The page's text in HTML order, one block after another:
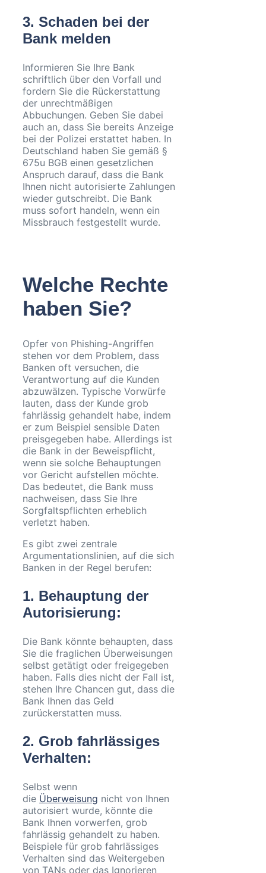
3. Schaden bei der
Bank melden
Informieren Sie Ihre Bank
schriftlich über den Vorfall und
fordern Sie die Rückerstattung
der unrechtmäßigen
Abbuchungen. Geben Sie dabei
auch an, dass Sie bereits Anzeige
bei der Polizei erstattet haben. In
Deutschland haben Sie gemäß §
675u BGB einen gesetzlichen
Anspruch darauf, dass die Bank
Ihnen nicht autorisierte Zahlungen
wieder gutschreibt. Die Bank
muss sofort handeln, wenn ein
Missbrauch festgestellt wurde.
Welche Rechte
haben Sie?
Opfer von Phishing-Angriffen
stehen vor dem Problem, dass
Banken oft versuchen, die
Verantwortung auf die Kunden
abzuwälzen. Typische Vorwürfe
lauten, dass der Kunde grob
fahrlässig gehandelt habe, indem
er zum Beispiel sensible Daten
preisgegeben habe. Allerdings ist
die Bank in der Beweispflicht,
wenn sie solche Behauptungen
vor Gericht aufstellen möchte.
Das bedeutet, die Bank muss
nachweisen, dass Sie Ihre
Sorgfaltspflichten erheblich
verletzt haben.
Es gibt zwei zentrale
Argumentationslinien, auf die sich
Banken in der Regel berufen:
1. Behauptung der
Autorisierung:
Die Bank könnte behaupten, dass
Sie die fraglichen Überweisungen
selbst getätigt oder freigegeben
haben. Falls dies nicht der Fall ist,
stehen Ihre Chancen gut, dass die
Bank Ihnen das Geld
zurückerstatten muss.
2. Grob fahrlässiges
Verhalten:
Selbst wenn
die Überweisung nicht von Ihnen
autorisiert wurde, könnte die
Bank Ihnen vorwerfen, grob
fahrlässig gehandelt zu haben.
Beispiele für grob fahrlässiges
Verhalten sind das Weitergeben
von TANs oder das Ignorieren